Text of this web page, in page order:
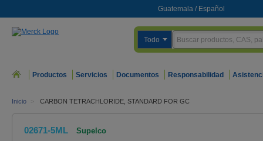
Guatemala / Español
Todo
Productos Servicios Documentos Responsabilidad
Inicio > CARBON TETRACHLORIDE, STANDARD FOR GC
02671-5ML Supelco